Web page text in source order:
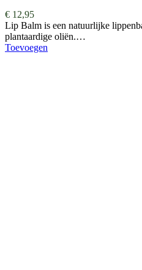
€ 12,95
Lip Balm is een natuurlijke
plantaardige oliën.…
Toevoegen